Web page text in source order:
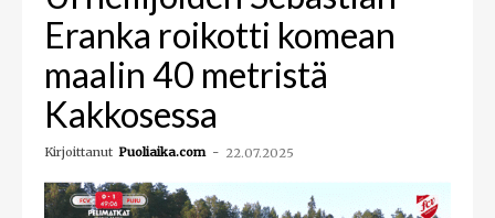
Eranka roikotti komean
maalin 40 metristä
Kakkosessa
Kirjoittanut Puoliaika.com - 22.07.2025